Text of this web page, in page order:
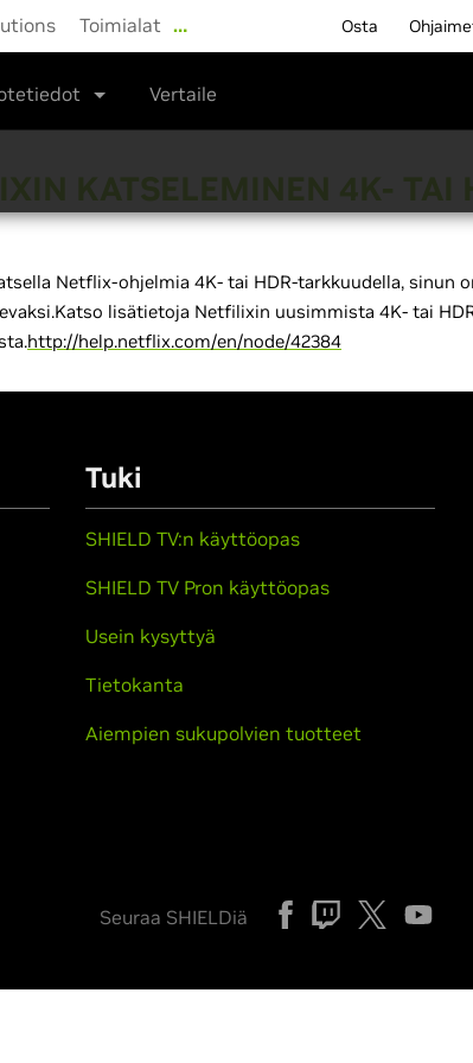
Toimialat … Osta
Vertaile
KATSELEMINEN 4K- TAI
Netflix-ohjelmia 4K- tai HDR-tarkkuudella, sinun
lisätietoja Netfilixin uusimmista 4K- tai
http://help.netflix.com/en/node/42384
Tuki
SHIELD TV:n käyttöopas
SHIELD TV Pron käyttöopas
Usein kysyttyä
Tietokanta
Aiempien sukupolvien tuotteet
Seuraa SHIELDiä